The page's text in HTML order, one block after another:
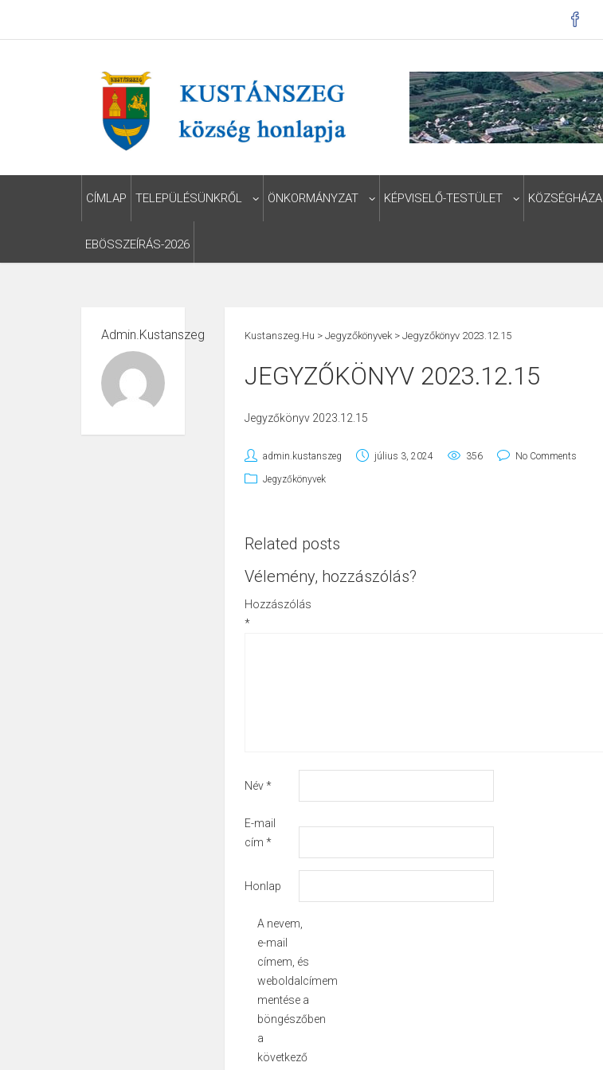
CÍMLAP TELEPÜLÉSÜNKRŐL ÖNKORMÁNYZAT KÉPVISELŐ-TESTÜLET KÖZSÉGHÁZA
EBÖSSZEÍRÁS-2026
Admin.kustanszeg Kustanszeg.hu > Jegyzőkönyvek> Jegyzőkönyv 2023.12.15
JEGYZŐKÖNYV 2023.12.15
Jegyzőkönyv 2023.12.15
admin.kustanszeg július 3, 2024 356 No Comments
Jegyzőkönyvek
Related posts
Vélemény, hozzászólás?
Hozzászólás
*
Név*
E-mail
cím *
Honlap
A nevem,
e-mail
címem, és
weboldalcímem
mentése a
böngészőben
a
következő